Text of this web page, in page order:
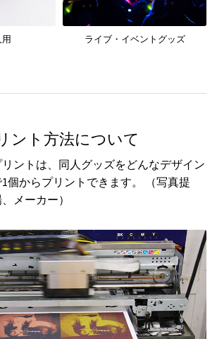
ライブ・イベントグッズ
ント方法について
ントは、同人グッズをどんなデザイン
個からプリントできます。 （写真提
メーカー）